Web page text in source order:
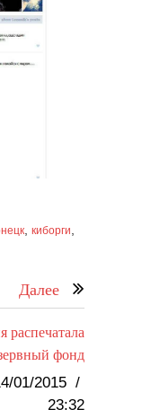
, киборги,
Далее
распечатала
фонд
01/2015 /
23:32